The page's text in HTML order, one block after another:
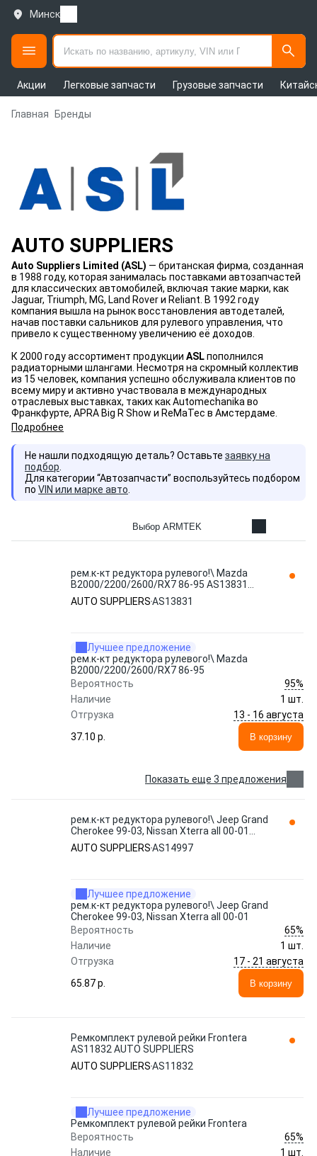
Минск
Акции Легковые запчасти Грузовые запчасти
Главная Бренды
AUTO SUPPLIERS
Auto Suppliers Limited (ASL) — британская фирма, созданная
в 1988 году, которая занималась поставками автозапчастей
для классических автомобилей, включая такие марки, как
Jaguar, Triumph, MG, Land Rover и Reliant. В 1992 году
компания вышла на рынок восстановления автодеталей,
начав поставки сальников для рулевого управления, что
привело к существенному увеличению её доходов.
К 2000 году ассортимент продукции ASLпополнился
радиаторными шлангами. Несмотря на скромный коллектив
из 15 человек, компания успешно обслуживала клиентов по
всему миру и активно участвовала в международных
отраслевых выставках, таких как Automechanika во
Франкфурте, APRA Big R Show и ReMaTec в Амстердаме.
Подробнее
Не нашли подходящую деталь? Оставьте заявку на
подбор
Для категории “Автозапчасти” воспользуйтесь подбором
по VIN или марке авто
Выбор ARMTEK
рем.к-кт редуктора рулевого!\ Mazda
B2000/2200/2600/RX7 86-95 AS13831
AUTO SUPPLIERS
AUTO SUPPLIERSAS13831
Лучшее предложение
рем.к-кт редуктора рулевого!\ Mazda
B2000/2200/2600/RX7 86-95
Вероятность
95%
Наличие
1 шт.
Отгрузка
13 - 16 августа
37.10 p.
В корзину
Показать еще 3 предложения
рем.к-кт редуктора рулевого!\ Jeep Grand
Cherokee 99-03, Nissan Xterra all 00-01
AS14997 AUTO SUPPLIERS
AUTO SUPPLIERSAS14997
Лучшее предложение
рем.к-кт редуктора рулевого!\ Jeep Grand
Cherokee 99-03, Nissan Xterra all 00-01
Вероятность
65%
Наличие
1 шт.
Отгрузка
17 - 21 августа
65.87 p.
В корзину
Ремкомплект рулевой рейки Frontera
AS11832 AUTO SUPPLIERS
AUTO SUPPLIERSAS11832
Лучшее предложение
Ремкомплект рулевой рейки Frontera
Вероятность
65%
Наличие
1 шт.